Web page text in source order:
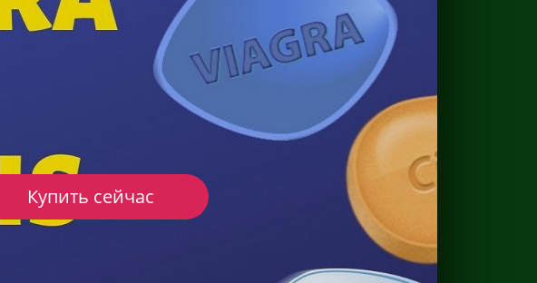
Купить сейчас